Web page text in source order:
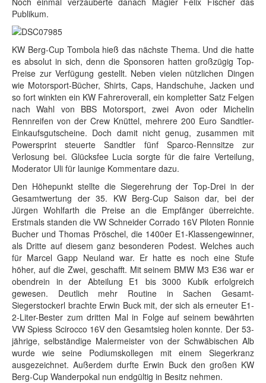
Publikum.
KW Berg-Cup Tombola hieß das nächste Thema. Und die hatte
es absolut in sich, denn die Sponsoren hatten großzügig Top-
Preise zur Verfügung gestellt. Neben vielen nützlichen Dingen
wie Motorsport-Bücher, Shirts, Caps, Handschuhe, Jacken und
so fort winkten ein KW Fahreroverall, ein kompletter Satz Felgen
nach Wahl von BBS Motorsport, zwei Avon oder Michelin
Rennreifen von der Crew Knüttel, mehrere 200 Euro Sandtler-
Einkaufsgutscheine. Doch damit nicht genug, zusammen mit
Powersprint steuerte Sandtler fünf Sparco-Rennsitze zur
Verlosung bei. Glücksfee Lucia sorgte für die faire Verteilung,
Moderator Uli für launige Kommentare dazu.
Den Höhepunkt stellte die Siegerehrung der Top-Drei in der
Gesamtwertung der 35. KW Berg-Cup Saison dar, bei der
Jürgen Wohlfarth die Preise an die Empfänger überreichte.
Erstmals standen die VW Schneider Corrado 16V Piloten Ronnie
Bucher und Thomas Pröschel, die 1400er E1-Klassengewinner,
als Dritte auf diesem ganz besonderen Podest. Welches auch
für Marcel Gapp Neuland war. Er hatte es noch eine Stufe
höher, auf die Zwei, geschafft. Mit seinem BMW M3 E36 war er
obendrein in der Abteilung E1 bis 3000 Kubik erfolgreich
gewesen. Deutlich mehr Routine in Sachen Gesamt-
Siegerstockerl brachte Erwin Buck mit, der sich als erneuter E1-
2-Liter-Bester zum dritten Mal in Folge auf seinem bewährten
VW Spiess Scirocco 16V den Gesamtsieg holen konnte. Der 53-
jährige, selbständige Malermeister von der Schwäbischen Alb
wurde wie seine Podiumskollegen mit einem Siegerkranz
ausgezeichnet. Außerdem durfte Erwin Buck den großen KW
Berg-Cup Wanderpokal nun endgültig in Besitz nehmen.